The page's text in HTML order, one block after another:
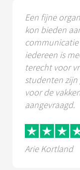
Een fijne
kon bieden
iedereen is
terecht voor
studenten zijn
voor de
aangevraagd.
Arie Kortland